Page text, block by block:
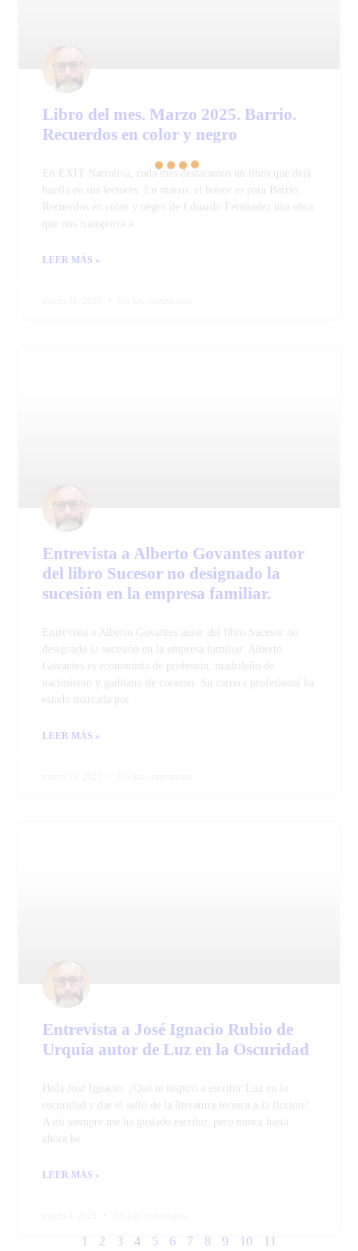
Libro del mes. Marzo 2025. Barrio.
Recuerdos en color y negro
En EXIT Narrativa, cada mes destacamos un libro que deja
huella en sus lectores. En marzo, el honor es para Barrio.
Recuerdos en color y negro de Eduardo Fernández una obra
que nos transporta a
LEER MÁS »
Entrevista a Alberto Govantes autor
del libro Sucesor no designado la
sucesión en la empresa familiar.
Entrevista a Alberto Govantes autor del libro Sucesor no
designado la sucesión en la empresa familiar. Alberto
Govantes es economista de profesión, madrileño de
nacimiento y gaditano de corazón. Su carrera profesional ha
estado marcada por
LEER MÁS »
Entrevista a José Ignacio Rubio de
Urquía autor de Luz en la Oscuridad
Hola José Ignacio. ¿Qué te inspiró a escribir Luz en la
oscuridad y dar el salto de la literatura técnica a la ficción?
A mí siempre me ha gustado escribir, pero nunca hasta
ahora he
LEER MÁS »
1 2 3 4 5 6 7 8 9 10 11